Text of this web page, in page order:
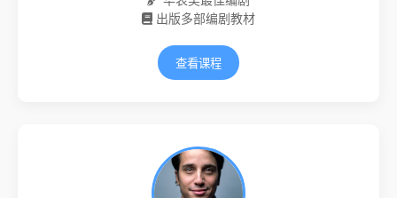
出版多部编剧教材
查看课程